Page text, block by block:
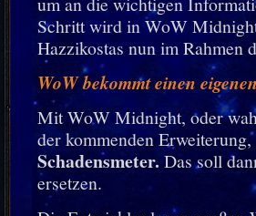
Schritt wird in WoW
Hazzikostas nun im Rahmen
WoW bekommt einen
Mit WoW Midnight, oder
der kommenden
Schadensmeter.Das soll
ersetzen.